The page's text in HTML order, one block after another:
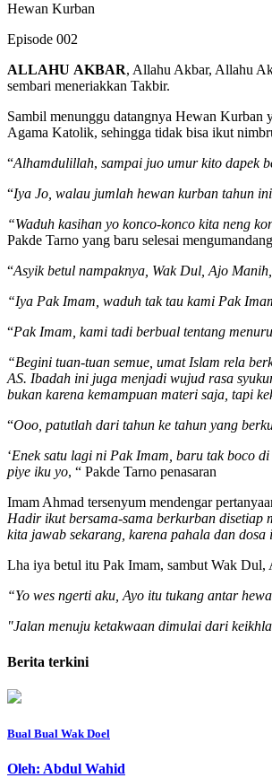
Hewan Kurban
Episode 002
ALLAHU AKBAR, Allahu Akbar, Allahu
sembari meneriakkan Takbir.
Sambil menunggu datangnya Hewan Kurban
Agama Katolik, sehingga tidak bisa ikut
“Alhamdulillah, sampai juo umur kito dapek
“Iya Jo, walau jumlah hewan kurban tahun
“Waduh kasihan yo konco-konco kita neng
Pakde Tarno yang baru selesai
“Asyik betul nampaknya, Wak Dul, Ajo
“Iya Pak Imam, waduh tak tau kami Pak
“Pak Imam, kami tadi berbual tentang
“Begini tuan-tuan semue, umat Islam rela
AS. Ibadah ini juga menjadi wujud rasa
bukan karena kemampuan materi saja, tapi
“Ooo, patutlah dari tahun ke tahun yang
‘Enek satu lagi ni Pak Imam, baru tak boco
piye iku yo, “ Pakde Tarno penasaran
Imam Ahmad tersenyum mendengar
Hadir ikut bersama-sama berkurban disetiap
kita jawab sekarang, karena pahala dan
Lha iya betul itu Pak Imam, sambut Wak Dul,
“Yo wes ngerti aku, Ayo itu tukang antar
"Jalan menuju ketakwaan dimulai dari
Berita terkini
Bual Bual Wak Doel
Oleh: Abdul Wahid